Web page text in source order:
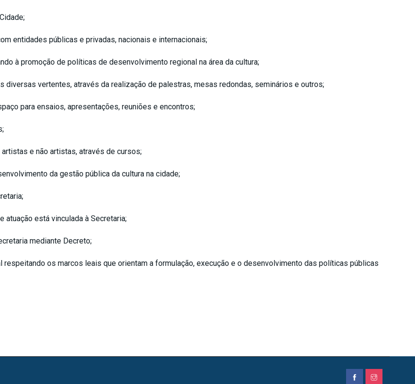
entidades públicas e privadas, nacionais e internacionais;
à promoção de políticas de desenvolvimento regional na área da cultura;
vertentes, através da realização de palestras, mesas redondas, seminários e outros;
para ensaios, apresentações, reuniões e encontros;
e não artistas, através de cursos;
da gestão pública da cultura na cidade;
atuação está vinculada à Secretaria;
mediante Decreto;
os marcos leais que orientam a formulação, execução e o desenvolvimento das políticas públicas